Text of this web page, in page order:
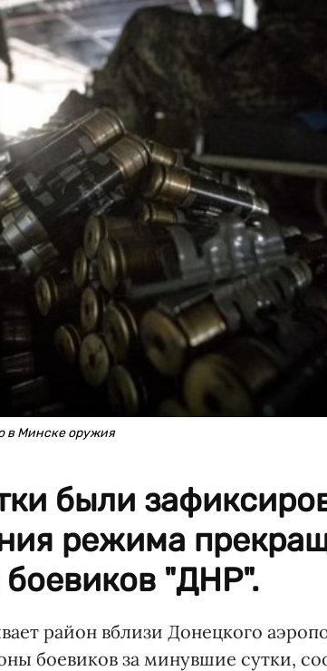
в Минске оружия
были
режима
"ДНР".
район вблизи Донецкого
боевиков за минувшие сутки,